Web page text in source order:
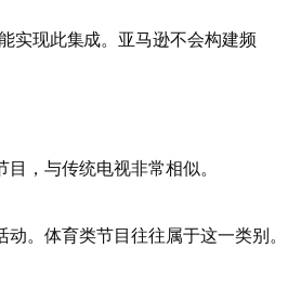
实现此集成。亚马逊不会构建频
，与传统电视非常相似。
。体育类节目往往属于这一类别。